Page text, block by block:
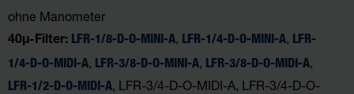
ohne Manometer
40µ-Filter: LFR-1/8-D-O-MINI-A, LFR-1/4-D-O-MINI-A, LFR-
1/4-D-O-MIDI-A, LFR-3/8-D-O-MINI-A, LFR-3/8-D-O-MIDI-A,
LFR-1/2-D-O-MIDI-A, LFR-3/4-D-O-MIDI-A, LFR-3/4-D-O-